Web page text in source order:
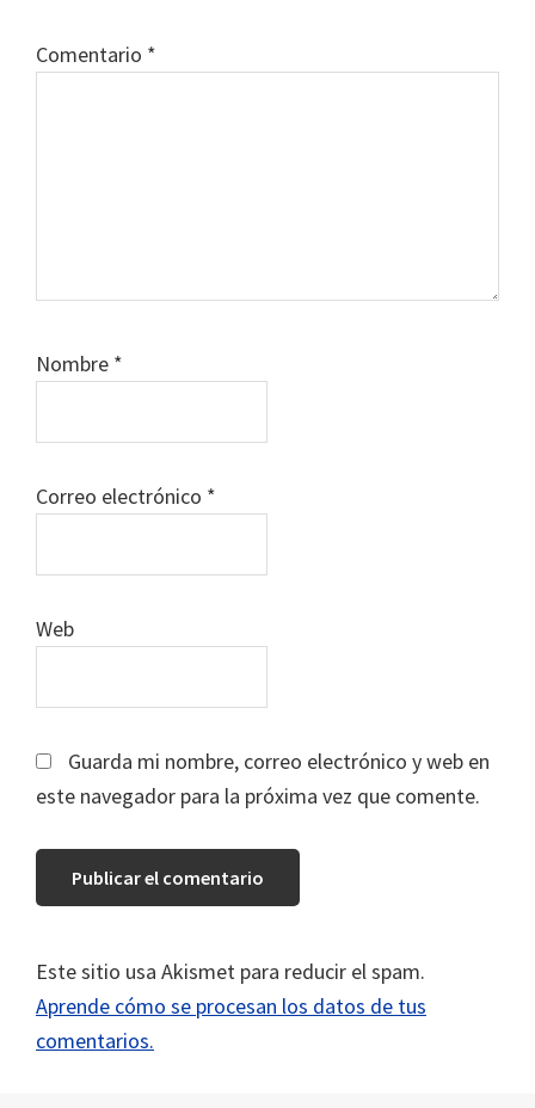
Comentario *
Nombre *
Correo electrónico *
Web
Guarda mi nombre, correo electrónico y web en
este navegador para la próxima vez que comente.
Este sitio usa Akismet para reducir el spam.
Aprende cómo se procesan los datos de tus
comentarios.